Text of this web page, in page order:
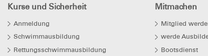
Kurse und Sicherheit
Anmeldung
Schwimmausbildung
Rettungsschwimmausbildung
Mitmachen
Mitglied
werde
Bootsdienst